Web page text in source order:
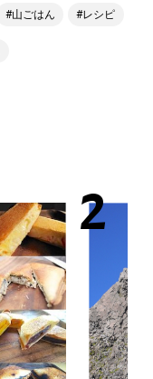
山ごはん レシピ